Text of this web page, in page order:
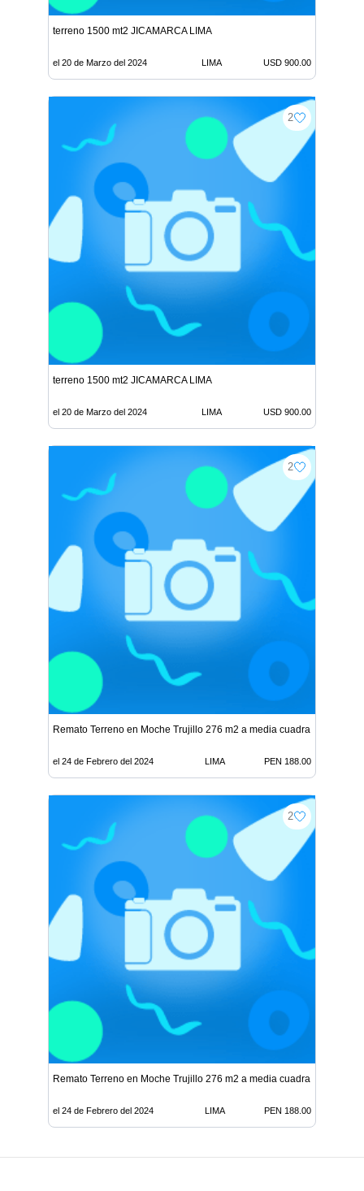
terreno 1500 mt2 JICAMARCA LIMA
el 20 de Marzo del 2024 LIMA USD 900.00
2
terreno 1500 mt2 JICAMARCA LIMA
el 20 de Marzo del 2024 LIMA USD 900.00
2
Remato Terreno en Moche Trujillo 276 m2 a media cuadra de
el 24 de Febrero del 2024 LIMA PEN 188.00
2
Remato Terreno en Moche Trujillo 276 m2 a media cuadra de
el 24 de Febrero del 2024 LIMA PEN 188.00